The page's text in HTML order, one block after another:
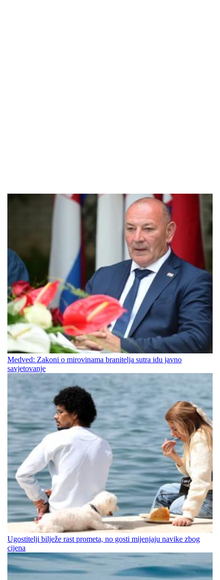
Medved: Zakoni o mirovinama branitelja sutra idu javno
savjetovanje
Ugostitelji bilježe rast prometa, no gosti mijenjaju navike zbog
cijena